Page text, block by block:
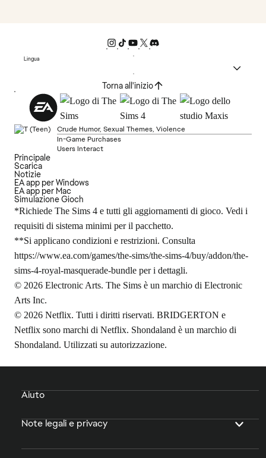
Lingua
Torna all'inizio
Crude Humor, Sexual Themes, Violence
In-Game Purchases
Users Interact
Principale
Scarica
Notizie
EA app per Windows
EA app per Mac
Simulazione Gioch
*Richiede The Sims 4 e tutti gli aggiornamenti di gioco. Vedi i
requisiti di sistema minimi per il pacchetto.
**Si applicano condizioni e restrizioni. Consulta
https://www.ea.com/games/the-sims/the-sims-4/buy/addon/the-
sims-4-royal-masquerade-bundle per i dettagli.
© 2026 Electronic Arts. The Sims è un marchio di Electronic
Arts Inc.
© 2026 Netflix. Tutti i diritti riservati. BRIDGERTON e
Netflix sono marchi di Netflix. Shondaland è un marchio di
Shondaland. Utilizzati su autorizzazione.
Aiuto
Note legali e privacy